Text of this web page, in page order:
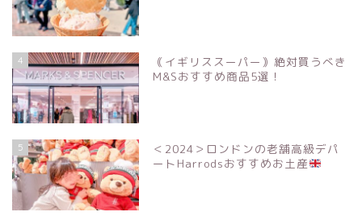
4
｟イギリススーパー｠絶対買うべき
M&Sおすすめ商品5選！
5
＜2024＞ロンドンの老舗高級デパ
ートHarrodsおすすめお土産